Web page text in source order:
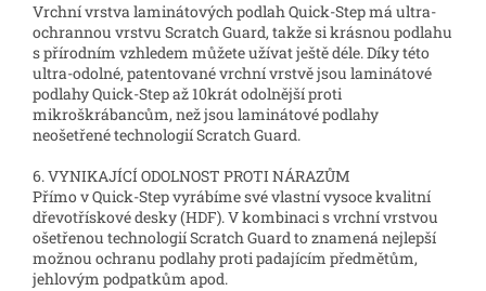
Vrchní vrstva laminátových podlah Quick-Step má ultra-
ochrannou vrstvu Scratch Guard, takže si krásnou podlahu
s přírodním vzhledem můžete užívat ještě déle. Díky této
ultra-odolné, patentované vrchní vrstvě jsou laminátové
podlahy Quick-Step až 10krát odolnější proti
mikroškrábancům, než jsou laminátové podlahy
neošetřené technologií Scratch Guard.
6. VYNIKAJÍCÍ ODOLNOST PROTI NÁRAZŮM
Přímo v Quick-Step vyrábíme své vlastní vysoce kvalitní
dřevotřískové desky (HDF). V kombinaci s vrchní vrstvou
ošetřenou technologií Scratch Guard to znamená nejlepší
možnou ochranu podlahy proti padajícím předmětům,
jehlovým podpatkům apod.